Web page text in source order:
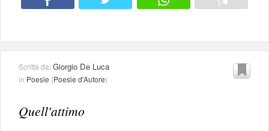
Scritta da:Giorgio De Luca
in Poesie (Poesie d'Autore)
Quell'attimo